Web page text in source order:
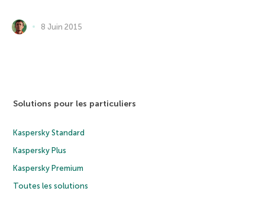
8 Juin 2015
Solutions pour les particuliers
Kaspersky Standard
Kaspersky Plus
Kaspersky Premium
Toutes les solutions